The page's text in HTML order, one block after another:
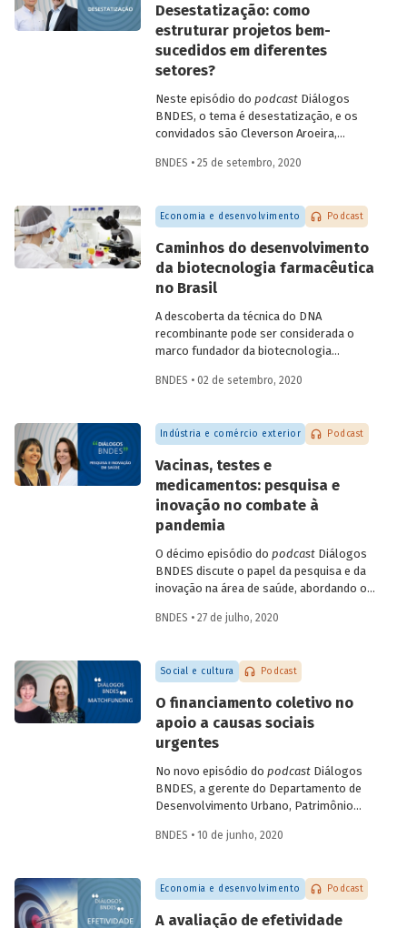
e Julio Leite (superintendente do BNDES).
Desestatização: como
estruturar projetos bem-
sucedidos em diferentes
setores?
Neste episódio do podcastDiálogos
BNDES, o tema é desestatização, e os
convidados são Cleverson Aroeira,
de Parcerias de Investimento do BNDES, e
International Finance Corporation (IFC),
do Grupo Banco Mundial. Na conversa,
modalidades de desestatização, os
modelos de regulação e contrato, o
processo de estruturação de projetos e
investimentos e parcerias com o setor
privado.
BNDES • 25 de setembro, 2020
Economia e desenvolvimento Podcast
Caminhos do desenvolvimento
da biotecnologia farmacêutica
no Brasil
A descoberta da técnica do DNA
recombinante pode ser considerada o
marco fundador da biotecnologia
capazes de produzir novas proteínas ou
larga escala. Na área de saúde, a
biotecnologia avançou em atividades
medicamentos e vacinas, de reagentes
para diagnóstico e de materiais médicos
e odontológicos, assim como em novos
campos como a terapia celular e a terapia
de incorporação da biotecnologia pelo
setor farmacêutico no Brasil.
BNDES • 02 de setembro, 2020
Indústria e comércio exterior Podcast
Vacinas, testes e
medicamentos: pesquisa e
inovação no combate à
pandemia
O décimo episódio do podcastDiálogos
BNDES discute o papel da pesquisa e da
inovação na área de saúde, abordando os
Covid-19. Na conversa, a gerente setorial
e de Serviços de Saúde do BNDES, Carla
Reis, e a professora da Coppe-UFRJ e
Engenharia de Cultivos Celulares (LECC),
Leda Castilho, falam das parcerias
brasileiras para testagem e produção de
sobre o teste de diagnóstico
desenvolvido pela UFRJ, que deve
contribuir para identificar com maior
precisão e menor custo os casos da
BNDES • 27 de julho, 2020
Social e cultura Podcast
O financiamento coletivo no
apoio a causas sociais
urgentes
No novo episódio do podcastDiálogos
BNDES, a gerente do Departamento de
Desenvolvimento Urbano, Patrimônio
Zendron e a co-fundadora da Benfeitoria
matchfunding(que agrega a participação
de um doador institucional ao
BNDES • 10 de junho, 2020
Economia e desenvolvimento Podcast
A avaliação de efetividade